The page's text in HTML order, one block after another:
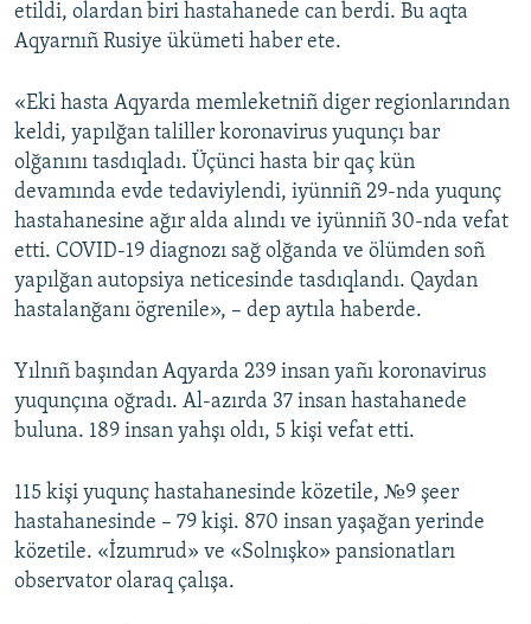
etildi, olardan biri hastahanede can berdi. Bu aqta
Aqyarnıñ Rusiye ükümeti haber ete.
«Eki hasta Aqyarda memleketniñ diger regionlarından
keldi, yapılğan taliller koronavirus yuqunçı bar
olğanını tasdıqladı. Üçünci hasta bir qaç kün
devamında evde tedaviylendi, iyünniñ 29-nda yuqunç
hastahanesine ağır alda alındı ve iyünniñ 30-nda vefat
etti. COVID-19 diagnozı sağ olğanda ve ölümden soñ
yapılğan autopsiya neticesinde tasdıqlandı. Qaydan
hastalanğanı ögrenile», – dep aytıla haberde.
Yılnıñ başından Aqyarda 239 insan yañı koronavirus
yuqunçına oğradı. Al-azırda 37 insan hastahanede
buluna. 189 insan yahşı oldı, 5 kişi vefat etti.
115 kişi yuqunç hastahanesinde közetile, №9 şeer
hastahanesinde – 79 kişi. 870 insan yaşağan yerinde
közetile. «İzumrud» ve «Solnışko» pansionatları
observator olaraq çalışa.